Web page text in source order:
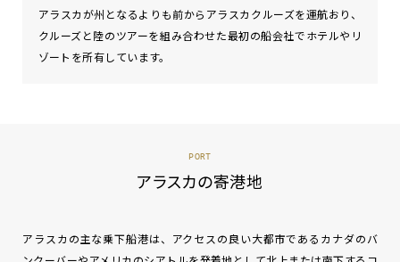
アラスカが州となるよりも前からアラスカクルーズを運航おり、
クルーズと陸のツアーを組み合わせた最初の船会社でホテルやリ
ゾートを所有しています。
PORT
アラスカの寄港地
アラスカの主な乗下船港は、アクセスの良い大都市であるカナダのバ